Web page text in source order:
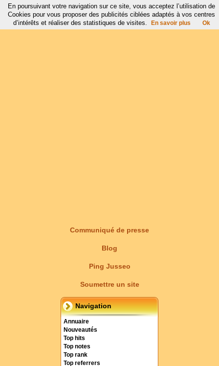
Communiqué de presse
Blog
Ping Jusseo
Soumettre un site
Navigation
Annuaire
Nouveautés
Top hits
Top notes
Top rank
Top referrers
En poursuivant votre navigation sur ce site, vous acceptez l’utilisation de
Cookies pour vous proposer des publicités ciblées adaptés à vos centres
d’intérêts et réaliser des statistiques de visites.
En savoir plus Ok